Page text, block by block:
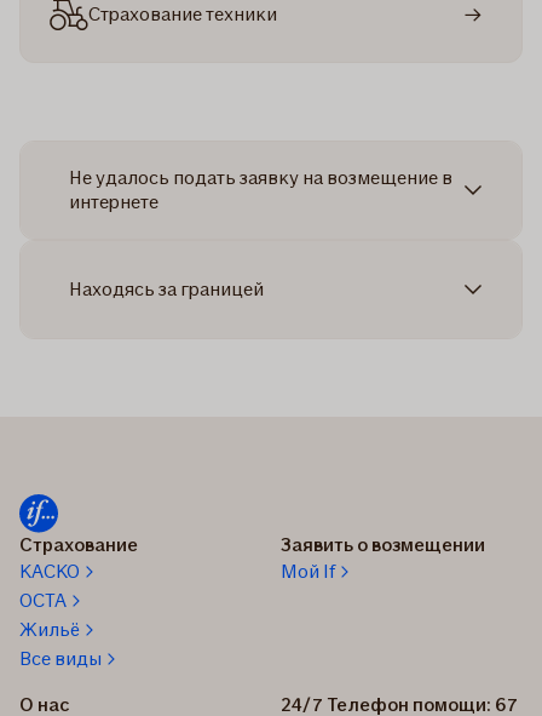
Страхование техники
Не удалось подать заявку на возмещение в
интернете
Находясь за границей
Страхование
КАСКО
OCTA
Жильё
Все виды
Заявить о возмещении
Мой If
О нас 24/7 Телефон помощи: 67